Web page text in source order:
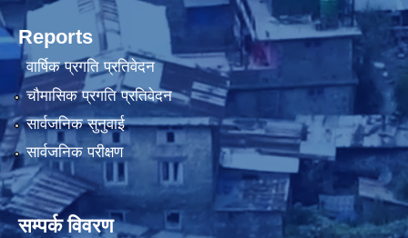
Reports
वार्षिक प्रगति प्रतिवेदन
चौमासिक प्रगति प्रतिवेदन
सार्वजनिक सुनुवाई
सार्वजनिक परीक्षण
सम्पर्क विवरण